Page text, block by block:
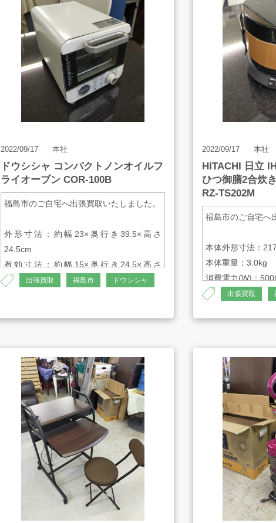
2022/09/17 本社
ドウシシャ コンパクトノンオイルフ
ライオーブン COR-100B
福島市のご自宅へ出張買取いたしました。
外形寸法：約幅23×奥行き39.5×高さ
24.5cm
有効寸法：約幅15×奥行き24.5×高さ
9.5cm）出張買取 福島市 ドウシシャ
2022/09/17 本社
HITACHI 日立
ひつ御膳2合炊
RZ-TS202M
福島市のご自宅へ
本体外形寸法：
本体重量：3.0kg
消費電力(W)：
AH-1354
出張買取